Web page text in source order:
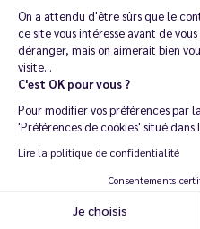
On a attendu d'être sûrs que le
ce site vous intéresse avant de vous
déranger, mais on aimerait bien
visite...
C'est OK pour vous ?
Pour modifier vos préférences par
'Préférences de cookies' situé dans
Lire la politique de confidentialité
Consentements
Je choisis
Chez Le Vapoteur
proposer une gamme
Végétol et ce à des prix
soyez à la recherche d'une
exotique, nous avons l'e-
faut ! Découvrez dès
Pure, à la délicieuse
Fruits Rouges. Vous
Groseilleau format 50 ml
Recommander ma dernière